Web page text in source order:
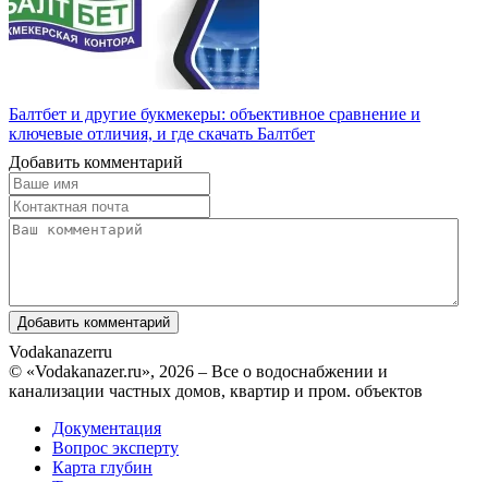
Балтбет и другие букмекеры: объективное сравнение и
ключевые отличия, и где скачать Балтбет
Добавить комментарий
Vodakanazerru
© «Vodakanazer.ru», 2026 – Все о водоснабжении и
канализации частных домов, квартир и пром. объектов
Документация
Вопрос эксперту
Карта глубин